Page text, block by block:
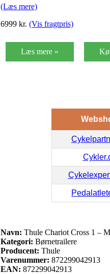
(Læs mere)
6999 kr. (Vis fragtpris)
Læs mere »
Navn: Thule Chariot Cross 1 –
Kategori: Børnetrailere
Producent: Thule
Varenummer: 872299042913
EAN: 872299042913